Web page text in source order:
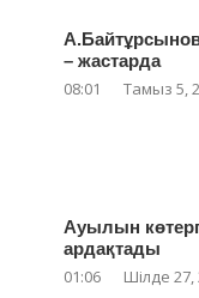
– жастарда
08:01 Тамыз 5,
Ауылын
ардақтады
01:06 Шілде 27,